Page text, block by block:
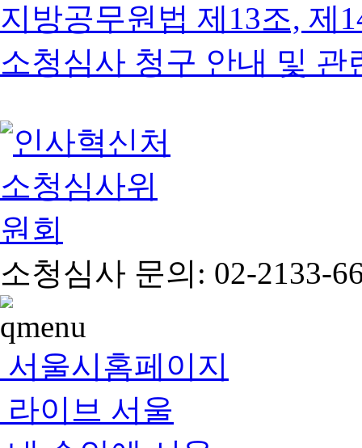
지방공무원법 제13조, 제
소청심사 청구 안내 및 관
소청심사 문의: 02-2133-
서울시홈페이지
라이브 서울